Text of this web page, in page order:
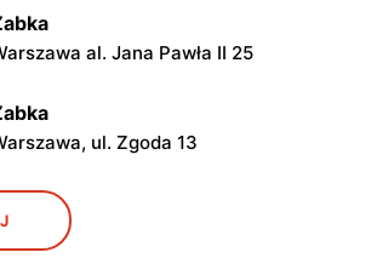
al. Jana Pawła II 25
ul. Zgoda 13
Żabka
ul. Żurawia 14